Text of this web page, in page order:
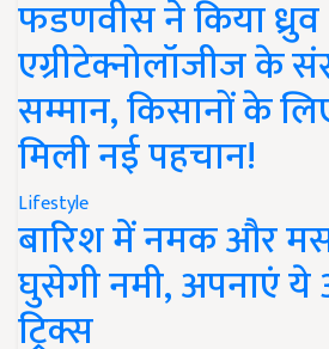
फडणवीस ने किया ध्रुव
एग्रीटेक्नोलॉजीज के
सम्मान, किसानों के
मिली नई पहचान!
Lifestyle
बारिश में नमक और
घुसेगी नमी, अपनाएं
ट्रिक्स